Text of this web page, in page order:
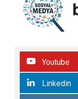
Youtube
Linkedin